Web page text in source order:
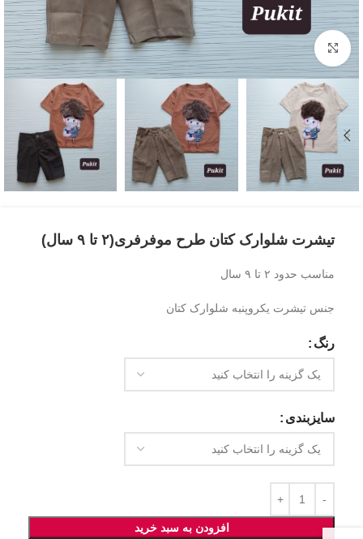
بزرگنمایی تصویر
تیشرت شلوارک کتان طرح موفرفری(۲ تا ۹ سال)
مناسب حدود ۲ تا ۹ سال
جنس تیشرت یکروپنبه شلوارک کتان
رنگ
سایزبندی
افزودن به سبد خرید